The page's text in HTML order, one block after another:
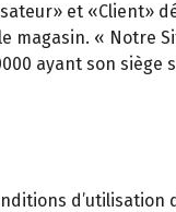
et «Client»
magasin. « Notre
ayant son siège
d’utilisation